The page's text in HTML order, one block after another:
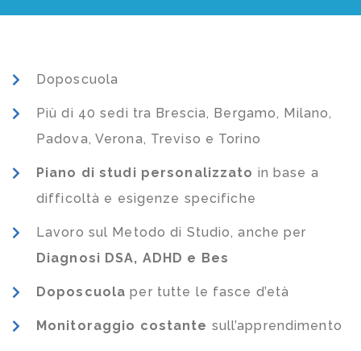
Doposcuola
Più di 40 sedi tra Brescia, Bergamo, Milano,
Padova, Verona, Treviso e Torino
Piano di studi personalizzato in base a
difficoltà e esigenze specifiche
Lavoro sul Metodo di Studio, anche per
Diagnosi DSA, ADHD e Bes
Doposcuola per tutte le fasce d’età
Monitoraggio costante sull’apprendimento